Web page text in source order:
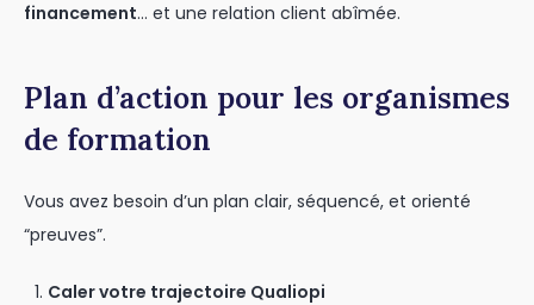
financement… et une relation client abîmée.
Plan d’action pour les organismes
de formation
Vous avez besoin d’un plan clair, séquencé, et orienté
“preuves”.
Caler votre trajectoire Qualiopi